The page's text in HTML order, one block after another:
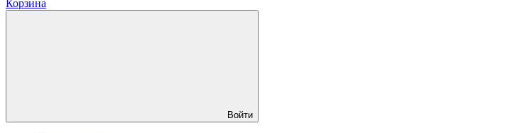
Корзина
Войти